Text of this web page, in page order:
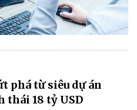
phá từ siêu dự án
thái 18 tỷ USD